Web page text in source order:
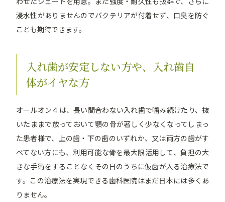
浸水性がありませんのでバクテリアが付着せず、口臭を防ぐ
ことも期待できます。
入れ歯が安定しない方や、入れ歯自
体がイヤな方
オールオン４は、長い間合わない入れ歯で噛み続けたり、抜
いたままで放っておいて顎の骨が著しく少なくなってしまっ
た患者様で、上の歯・下の歯のいずれか、又は両方の歯がす
べてない方にも、利用可能な骨を最大限活用して、負担の大
きな手術をすることなくその日のうちに仮歯が入る治療法で
す。この治療法を実現できる歯科医院はまだ日本には多くあ
りません。